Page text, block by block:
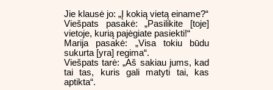
Jie klausė jo: „Į kokią vietą einame?“
Viešpats pasakė: „Pasilikite [toje]
vietoje, kurią pajėgiate pasiekti!“
Marija pasakė: „Visa tokiu būdu
sukurta [yra] regima“.
Viešpats tarė: „Aš sakiau jums, kad
tai tas, kuris gali matyti tai, kas
aptikta“.